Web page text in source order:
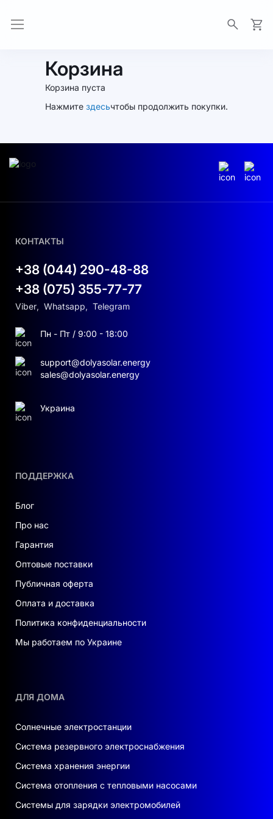
Корзина
Корзина пуста
Нажмите здесьчтобы продолжить покупки.
ПОДДЕРЖКА
Блог
Про нас
Гарантия
Оптовые поставки
Публичная оферта
Оплата и доставка
Политика конфиденциальности
Мы работаем по Украине
ДЛЯ ДОМА
Солнечные электростанции
Система резервного электроснабжения
Система хранения энергии
Система отопления с тепловыми насосами
Системы для зарядки электромобилей
КОНТАКТЫ
+38 (044) 290-48-88
+38 (075) 355-77-77
Viber, Whatsapp, Telegram
Пн - Пт / 9:00 - 18:00
support@dolyasolar.energy
sales@dolyasolar.energy
Украина